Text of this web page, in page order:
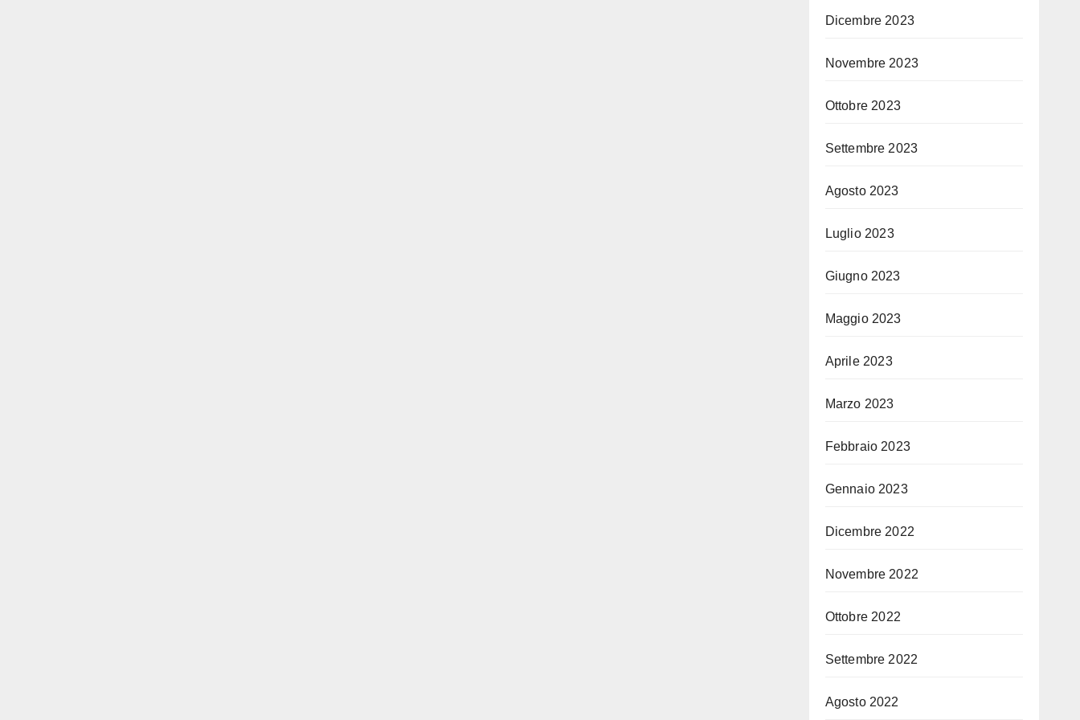
Dicembre 2023
Novembre 2023
Ottobre 2023
Settembre 2023
Agosto 2023
Luglio 2023
Giugno 2023
Maggio 2023
Aprile 2023
Marzo 2023
Febbraio 2023
Gennaio 2023
Dicembre 2022
Novembre 2022
Ottobre 2022
Settembre 2022
Agosto 2022